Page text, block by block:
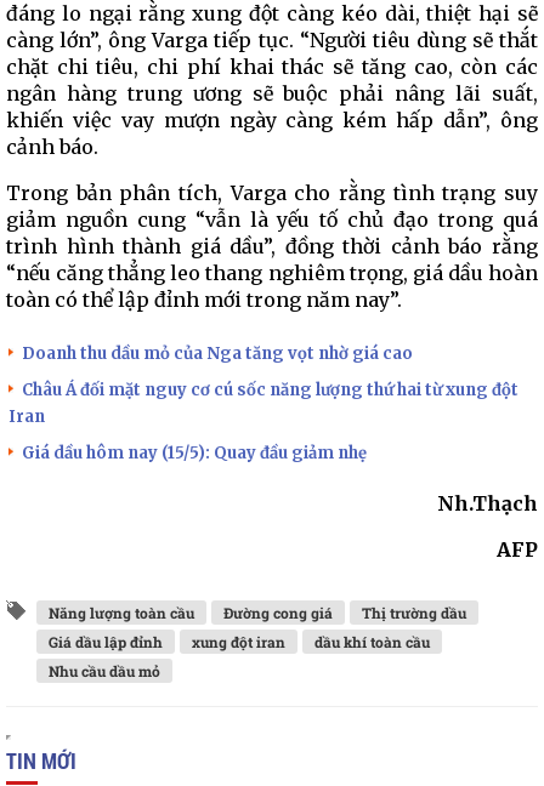
đáng lo ngại rằng xung đột càng kéo dài, thiệt hại sẽ
càng lớn”, ông Varga tiếp tục. “Người tiêu dùng sẽ thắt
chặt chi tiêu, chi phí khai thác sẽ tăng cao, còn các
ngân hàng trung ương sẽ buộc phải nâng lãi suất,
khiến việc vay mượn ngày càng kém hấp dẫn”, ông
cảnh báo.
Trong bản phân tích, Varga cho rằng tình trạng suy
giảm nguồn cung “vẫn là yếu tố chủ đạo trong quá
trình hình thành giá dầu”, đồng thời cảnh báo rằng
“nếu căng thẳng leo thang nghiêm trọng, giá dầu hoàn
toàn có thể lập đỉnh mới trong năm nay”.
Doanh thu dầu mỏ của Nga tăng vọt nhờ giá cao
Châu Á đối mặt nguy cơ cú sốc năng lượng thứ hai từ xung đột
Iran
Giá dầu hôm nay (15/5): Quay đầu giảm nhẹ
Nh.Thạch
AFP
Năng lượng toàn cầu Đường cong giá
Thị trường dầu
Giá dầu lập đỉnh
xung đột iran
dầu khí toàn cầu
Nhu cầu dầu mỏ
TIN MỚI